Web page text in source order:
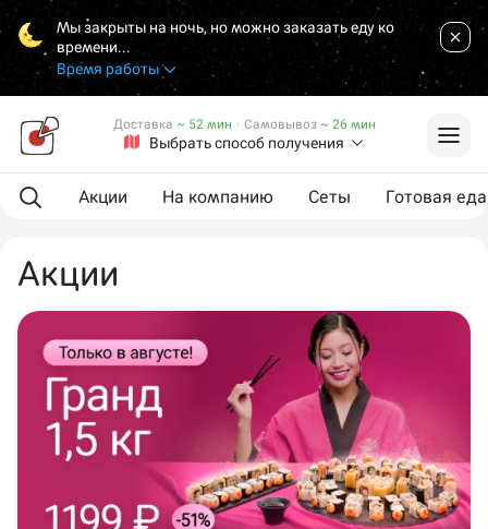
Мы закрыты на ночь, но можно заказать еду ко
времени...
Время работы
Выбрать способ получения
Доставка ~ 52 мин · Самовывоз ~ 26 мин
Акции На компанию Сеты Готовая еда
Акции